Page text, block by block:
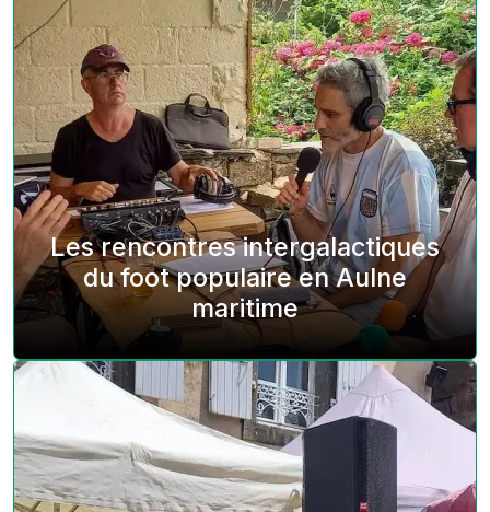
Les rencontres intergalactiques
du foot populaire en Aulne
maritime